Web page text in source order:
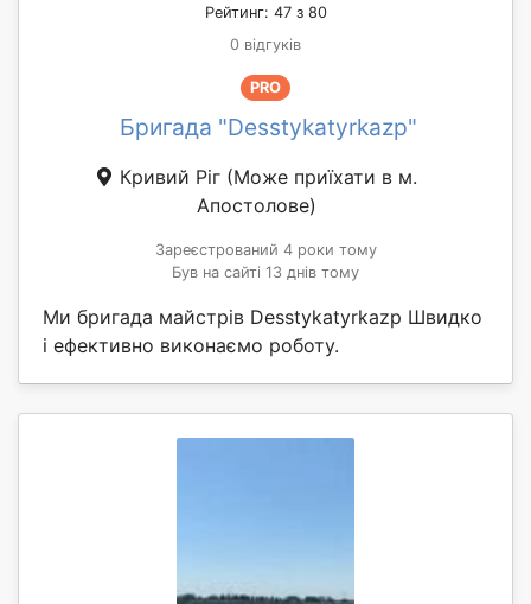
Рейтинг: 47 з 80
0 відгуків
PRO
Бригада "Desstykatyrkazp"
Кривий Ріг (Може приїхати в м.
Апостолове)
Зареєстрований 4 роки тому
Був на сайті 13 днів тому
Ми бригада майстрів Desstykatyrkazp Швидко
і ефективно виконаємо роботу.